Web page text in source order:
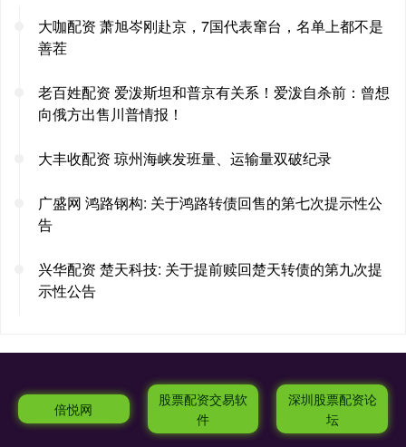
大咖配资 萧旭岑刚赴京，7国代表窜台，名单上都不是
善茬
老百姓配资 爱泼斯坦和普京有关系！爱泼自杀前：曾想
向俄方出售川普情报！
大丰收配资 琼州海峡发班量、运输量双破纪录
广盛网 鸿路钢构: 关于鸿路转债回售的第七次提示性公
告
兴华配资 楚天科技: 关于提前赎回楚天转债的第九次提
示性公告
倍悦网
股票配资交易软
件
深圳股票配资论
坛